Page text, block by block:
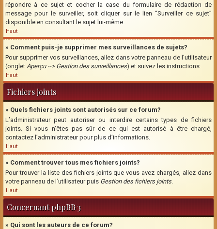
répondre à ce sujet et cocher la case du formulaire de rédaction de
message pour le surveiller, soit cliquer sur le lien “Surveiller ce sujet”
disponible en consultant le sujet lui-même.
Haut
» Comment puis-je supprimer mes surveillances de sujets?
Pour supprimer vos surveillances, allez dans votre panneau de l’utilisateur
(onglet Aperçu --> Gestion des surveillances) et suivez les instructions.
Haut
Fichiers joints
» Quels fichiers joints sont autorisés sur ce forum?
L’administrateur peut autoriser ou interdire certains types de fichiers
joints. Si vous n’êtes pas sûr de ce qui est autorisé à être chargé,
contactez l’administrateur pour plus d’informations.
Haut
» Comment trouver tous mes fichiers joints?
Pour trouver la liste des fichiers joints que vous avez chargés, allez dans
votre panneau de l’utilisateur puis Gestion des fichiers joints.
Haut
Concernant phpBB 3
» Qui sont les auteurs de ce forum?